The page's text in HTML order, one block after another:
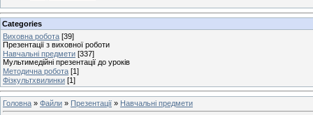
Categories
Виховна робота [39]
Презентації з виховної роботи
Навчальні предмети [337]
Мультимедійні презентації до уроків
Методична робота [1]
Фізкультхвилинки [1]
Головна » Файли » Презентації » Навчальні предмети